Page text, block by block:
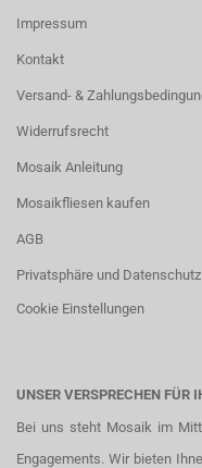
Impressum
Kontakt
Versand- &
Widerrufsrecht
Mosaik Anleitung
Mosaikfliesen kaufen
AGB
Privatsphäre und Datenschutz
Cookie Einstellungen
UNSER VERSPRECHEN FÜR
Bei uns steht Mosaik im
Engagements. Wir bieten